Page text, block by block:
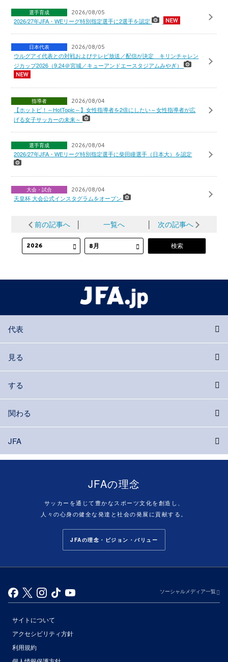
選手育成 2026/08/05
2026/27年JFA・WEリーグ特別指定選手に2選手を認定
日本代表 2026/08/05
ウルグアイ代表との対戦およびテレビ放送／配信が決定 キリンチャレン
ジカップ2026（9.24＠宮城／キューアンドエースタジアムみやぎ）
指導者 2026/08/04
【ホットピ！～HotTopic～】女性指導者を2倍にしたい～女性指導者が広
げる女子サッカーの未来～
選手育成 2026/08/04
2026/27年JFA・WEリーグ特別指定選手に柴田瞳選手（日本大）を認定
大会・試合 2026/08/04
天皇杯 大会公式インスタグラムをオープン
前の記事へ 一覧へ 次の記事へ
代表
見る
する
関わる
JFA
JFAの理念
サッカーを通じて豊かなスポーツ文化を創造し、
人々の心身の健全な発達と社会の発展に貢献する。
JFAの理念・ビジョン・バリュー
ソーシャルメディア一覧
サイトについて
アクセシビリティ方針
利用規約